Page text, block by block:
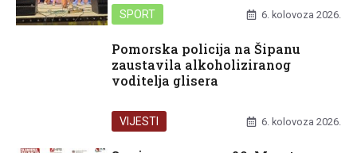
SPORT 6. kolovoza 2026.
Pomorska policija na Šipanu
zaustavila alkoholiziranog
voditelja glisera
VIJESTI 6. kolovoza 2026.